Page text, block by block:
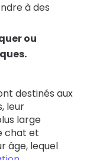
à des
ou
destinés aux
leur
large
chat et
âge, lequel